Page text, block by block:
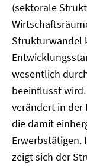
(sektorale
Strukturwandel
wesentlich
beeinflusst
verändert in der
die damit
Erwerbstätigen.
zeigt sich der